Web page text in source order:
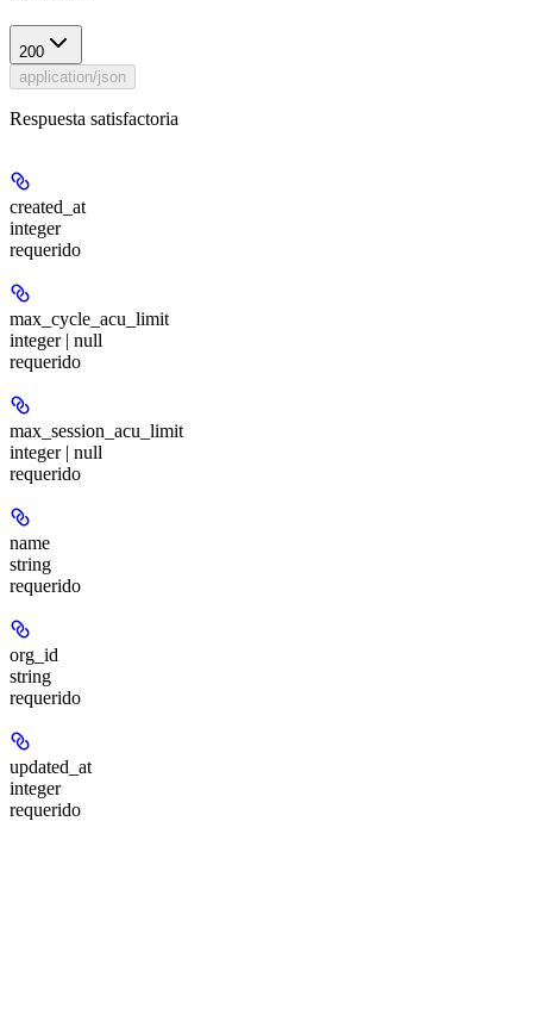
200
application/json
Respuesta satisfactoria
created_at
integer
requerido
max_cycle_acu_limit
integer | null
requerido
max_session_acu_limit
integer | null
requerido
name
string
requerido
org_id
string
requerido
updated_at
integer
requerido